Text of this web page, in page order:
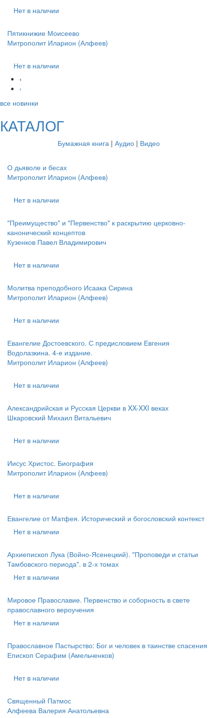
Нет в наличии
Пятикнижие Моисеево
Митрополит Иларион (Алфеев)
Нет в наличии
‹
›
все новинки
КАТАЛОГ
Бумажная книга| Аудио| Видео
О дьяволе и бесах
Митрополит Иларион (Алфеев)
Нет в наличии
"Преимущество" и "Первенство" к раскрытию церковно-
канонический концептов
Кузенков Павел Владимирович
Нет в наличии
Молитва преподобного Исаака Сирина
Митрополит Иларион (Алфеев)
Нет в наличии
Евангелие Достоевского. С предисловием Евгения
Водолазкина. 4-е издание.
Митрополит Иларион (Алфеев)
Нет в наличии
Александрийская и Русская Церкви в XX-XXI веках
Шкаровский Михаил Витальевич
Нет в наличии
Иисус Христос. Биография
Митрополит Иларион (Алфеев)
Нет в наличии
Евангелие от Матфея. Исторический и богословский контекст
Нет в наличии
Архиепископ Лука (Войно-Ясенецкий). "Проповеди и статьи
Тамбовского периода". в 2-х томах
Нет в наличии
Мировое Православие. Первенство и соборность в свете
православного вероучения
Нет в наличии
Православное Пастырство: Бог и человек в таинстве спасения
Епископ Серафим (Амельченков)
Нет в наличии
Священный Патмос
Алфеева Валерия Анатольевна